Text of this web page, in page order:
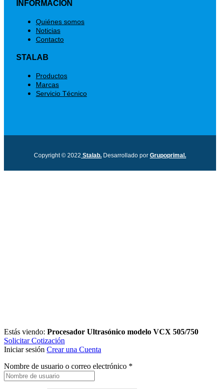
INFORMACIÓN
Menú
Quiénes somos
Noticias
Contacto
STALAB
Menú
Productos
Marcas
Servicio Técnico
Copyright © 2022 Stalab. Desarrollado por Grupoprimal.
Estás viendo: Procesador Ultrasónico modelo VCX 505/750
Solicitar Cotización
Iniciar sesión Crear una Cuenta
Nombre de usuario o correo electrónico *